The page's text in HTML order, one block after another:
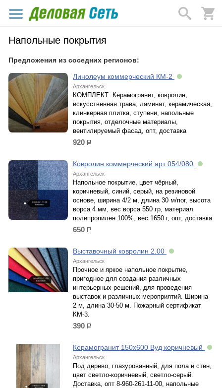
Напольные покрытия
Предложения из соседних регионов:
Линолеум коммерческий КМ-2
Архангельск
КОМПЛЕКТ: Керамогранит, ковролин,
искусственная трава, ламинат, керамическая,
клинкерная плитка, ступени, напольные
покрытия, отделочные материалы,
вентилируемый фасад, опт, доставка
920 р.
Ковролин коммерческий арт 054/080
Архангельск
Напольное покрытие, цвет чёрный,
коричневый, синий, серый, на резиновой
основе, ширина 4/2 м, длина 30 м/пог, высота
ворса 4 мм, вес ворса 550 гр, материал
полипропилен 100%, вес 1650 г, опт, доставка
650 р.
Bыставочный ковролин 2.00
Архангельск
Прочное и яркое напольное покрытие,
пригодное для создания различных
интерьерных решений, для проведения
выставок и различных мероприятий. Ширина
2 м, длина 30-50 м. Пожарный сертификат
КМ-3.
390 р.
Керамогранит 150х600 Вуд коричневый
Архангельск
Под дерево, глазурованный, для пола и стен,
цвет светло-коричневый, светло-серый.
Доставка, опт 8-960-261-11-00, напольные